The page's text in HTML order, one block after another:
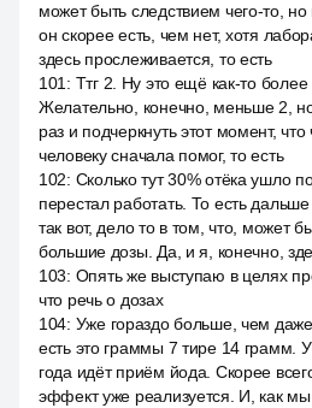
может быть следствием чего-то,
он скорее есть, чем нет, хотя
здесь прослеживается, то есть
101 : Ттг 2. Ну это ещё как-то
Желательно, конечно, меньше 2, но
раз и подчеркнуть этот момент,
человеку сначала помог, то есть
102: Сколько тут 30% отёка ушло
перестал работать. То есть
так вот, дело то в том, что, может
большие дозы. Да, и я, конечно,
103: Опять же выступаю в целях
что речь о дозах
104: Уже гораздо больше, чем
есть это граммы 7 тире 14 грамм.
года идёт приём йода. Скорее
эффект уже реализуется. И, как